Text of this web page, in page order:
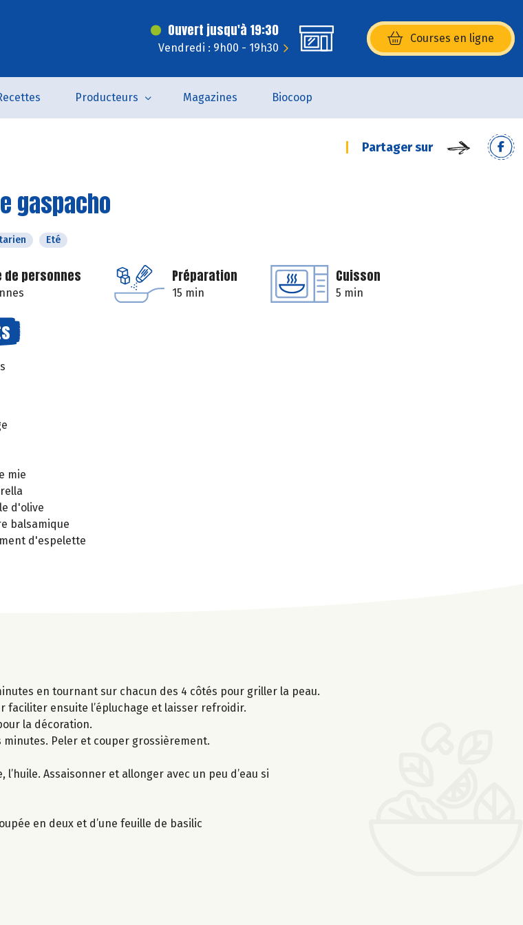
Ouvert jusqu'à 19:30
Vendredi : 9h00 - 19h30
Courses en ligne
(s’ouvre dans une nouvelle
Producteurs Magazines Biocoop
Partager sur
gaspacho
Eté
de personnes Préparation
15 min
Cuisson
5 min
mie
d'olive
balsamique
d'espelette
en tournant sur chacun des 4 côtés pour griller la peau.
faciliter ensuite l’épluchage et laisser refroidir.
la décoration.
Peler et couper grossièrement.
Assaisonner et allonger avec un peu d’eau si
en deux et d’une feuille de basilic